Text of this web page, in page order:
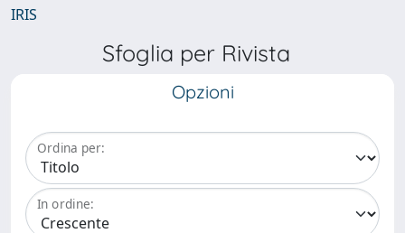
IRIS
Sfoglia per Rivista
Opzioni
Ordina per:
In ordine: